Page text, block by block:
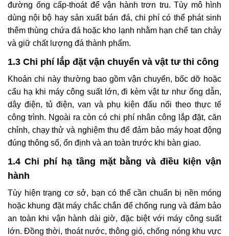
đường ống cấp-thoát để vận hành trơn tru. Tùy mô hình
dùng nội bộ hay sản xuất bán đá, chi phí có thể phát sinh
thêm thùng chứa đá hoặc kho lạnh nhằm hạn chế tan chảy
và giữ chất lượng đá thành phẩm.
1.3 Chi phí lắp đặt vận chuyển và vật tư thi công
Khoản chi này thường bao gồm vận chuyển, bốc dỡ hoặc
cẩu hạ khi máy công suất lớn, đi kèm vật tư như ống dẫn,
dây điện, tủ điện, van và phụ kiện đấu nối theo thực tế
công trình. Ngoài ra còn có chi phí nhân công lắp đặt, căn
chỉnh, chạy thử và nghiệm thu để đảm bảo máy hoạt động
đúng thông số, ổn định và an toàn trước khi bàn giao.
1.4 Chi phí hạ tầng mặt bằng và điều kiện vận
hành
Tùy hiện trạng cơ sở, bạn có thể cần chuẩn bị nền móng
hoặc khung đặt máy chắc chắn để chống rung và đảm bảo
an toàn khi vận hành dài giờ, đặc biệt với máy công suất
lớn. Đồng thời, thoát nước, thông gió, chống nóng khu vực